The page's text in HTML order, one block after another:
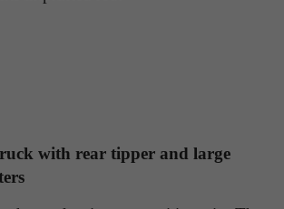
with rear tipper and large
Analytics